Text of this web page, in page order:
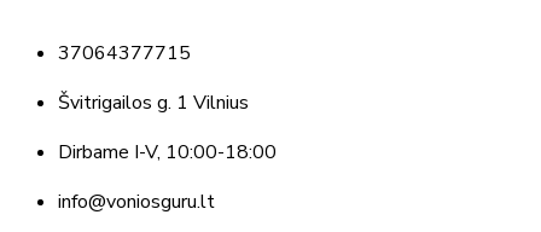
37064377715
Švitrigailos g. 1 Vilnius
Dirbame I-V, 10:00-18:00
info@voniosguru.lt